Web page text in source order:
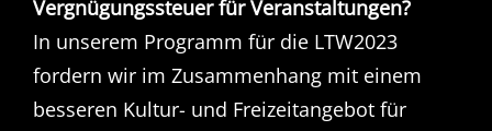
Vergnügungssteuer für Veranstaltungen?
In unserem Programm für die LTW2023
fordern wir im Zusammenhang mit einem
besseren Kultur- und Freizeitangebot für